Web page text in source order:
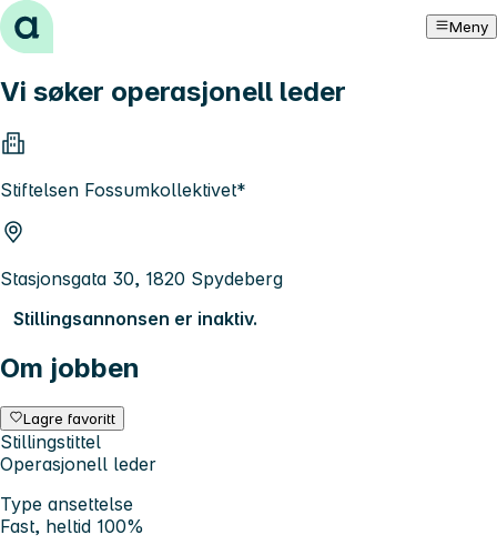
Hopp til innhold Meny
Vi søker operasjonell leder
Stiftelsen Fossumkollektivet*
Stasjonsgata 30, 1820 Spydeberg
Stillingsannonsen er inaktiv.
Om jobben
Lagre favoritt
Stillingstittel
Operasjonell leder
Type ansettelse
Fast, heltid 100%